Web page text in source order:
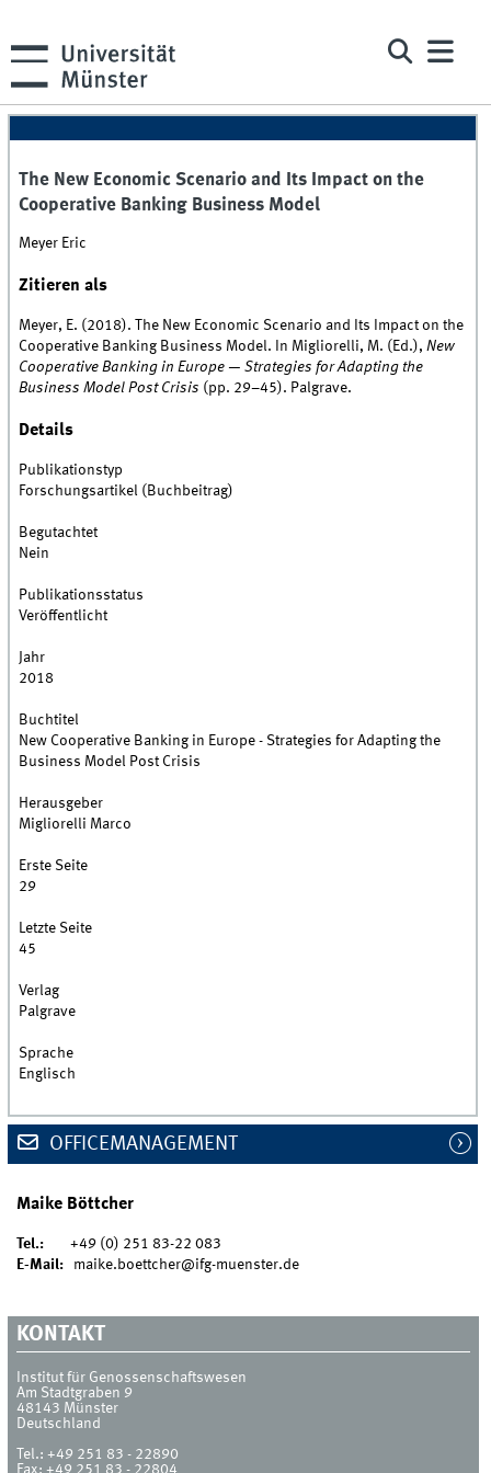
The New Economic Scenario and Its Impact on the
Cooperative Banking Business Model
Meyer Eric
Zitieren als
Meyer, E. (2018). The New Economic Scenario and Its Impact on the
Cooperative Banking Business Model. In Migliorelli, M. (Ed.),New
Cooperative Banking in Europe — Strategies for Adapting the
Business Model Post Crisis (pp. 29–45). Palgrave.
Details
Publikationstyp
Forschungsartikel (Buchbeitrag)
Begutachtet
Nein
Publikationsstatus
Veröffentlicht
Jahr
2018
Buchtitel
New Cooperative Banking in Europe - Strategies for Adapting the
Business Model Post Crisis
Herausgeber
Migliorelli Marco
Erste Seite
29
Letzte Seite
45
Verlag
Palgrave
Sprache
Englisch
OFFICEMANAGEMENT
Maike Böttcher
Tel.: +49 (0) 251 83-22 083
E-Mail: maike.boettcher@ifg-muenster.de
KONTAKT
Institut für Genossenschaftswesen
Am Stadtgraben 9
48143 Münster
Deutschland
Tel.:+49 251 83 - 22890
Fax:+49 251 83 - 22804